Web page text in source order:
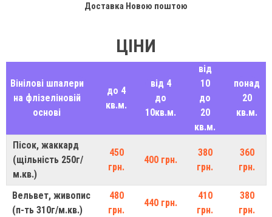
Доставка Новою поштою
ЦІНИ
Вінілові шпалери
на флізеліновій
основі
до 4
кв.м.
від 4
до
10кв.м.
від
10
до
20
кв.м.
понад
20
кв.м.
Пісок, жаккард
(щільність 250г/
м.кв.)
450
грн.
400 грн.
380
грн.
360
грн.
Вельвет, живопис
(п-ть 310г/м.кв.)
480
грн.
440 грн.
410
грн.
380
грн.